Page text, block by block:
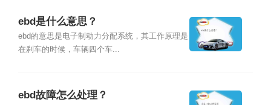
ebd是什么意思？
ebd的意思是电子制动力分配系统，其工作原理是
在刹车的时候，车辆四个车...
ebd故障怎么处理？